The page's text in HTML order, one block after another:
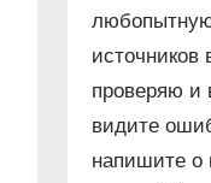
источников
проверяю
видите
напишите о